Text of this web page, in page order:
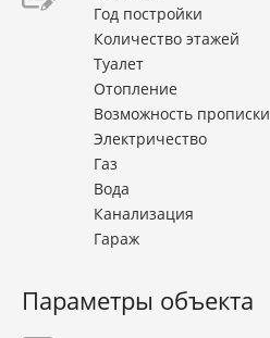
Год постройки
Количество этажей
Туалет
Отопление
Возможность прописки
Электричество
Газ
Вода
Канализация
Гараж
Параметры объекта